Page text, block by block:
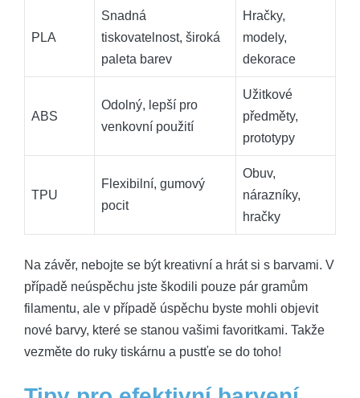
PLA
Snadná
tiskovatelnost, široká
paleta barev
Hračky,
modely,
dekorace
ABS
Odolný, lepší pro
venkovní použití
Užitkové
předměty,
prototypy
TPU
Flexibilní, gumový
pocit
Obuv,
nárazníky,
hračky
Na závěr, nebojte se být kreativní a hrát si s barvami. V
případě neúspěchu jste škodili pouze pár gramům
filamentu, ale v případě úspěchu byste mohli objevit
nové barvy, které se stanou vašimi favoritkami. Takže
vezměte do ruky tiskárnu a pustťe se do toho!